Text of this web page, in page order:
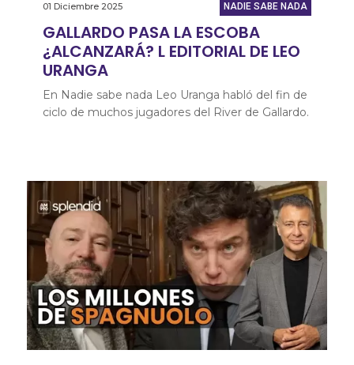
01 Diciembre 2025 NADIE SABE NADA
GALLARDO PASA LA ESCOBA
¿ALCANZARÁ? L EDITORIAL DE LEO
URANGA
En Nadie sabe nada Leo Uranga habló del fin de
ciclo de muchos jugadores del River de Gallardo.